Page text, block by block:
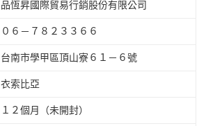
品恆昇國際貿易行銷股份有限公司
０６－７８２３３６６
台南市學甲區頂山寮６１－６號
衣索比亞
１２個月（未開封）